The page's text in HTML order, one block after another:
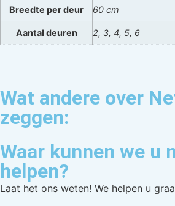
Breedte per deur 60 cm
Aantal deuren 2, 3, 4, 5, 6
Wat andere over
zeggen:
Waar kunnen we u
helpen?
Laat het ons weten! We helpen u